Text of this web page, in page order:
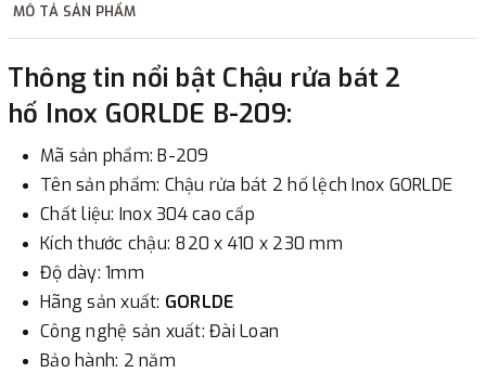
2. Thanh toán trực tiếp tại :
- Showroom Thanh HươngĐịa chỉ : 23 phố Cát Linh,
phường Cát Linh, quận Đống Đa, Hà Nội.
3. Chuyển khoản qua ngân hàng
- Nếu địa điểm giao hàng khác với địa điểm thanh toán
hoặc với những đơn đặt hàng ngoài nội thành Hà Nội.
Chúng tôi sẽ thu tiền trước 100% giá trị hàng + phí vận
chuyển theo cước phí tính trong chính sách vận chuyển
bằng phương thức chuyển khoản trước khi giao hàng.
MÔ TẢ SẢN PHẨM
Thông tin nổi bật Chậu rửa bát 2
hố Inox GORLDE B-209:
Mã sản phẩm: B-209
Tên sản phẩm: Chậu rửa bát 2 hố lệch Inox GORLDE
Chất liệu: Inox 304 cao cấp
Kích thước chậu: 820 x 410 x 230 mm
Độ dày: 1mm
Hãng sản xuất: GORLDE
Công nghệ sản xuất: Đài Loan
Bảo hành: 2 năm